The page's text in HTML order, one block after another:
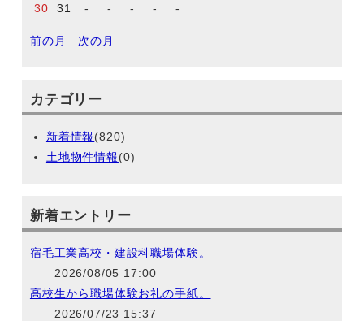
30 31 - - - - -
前の月 次の月
カテゴリー
新着情報(820)
土地物件情報(0)
新着エントリー
宿毛工業高校・建設科職場体験。
2026/08/05 17:00
高校生から職場体験お礼の手紙。
2026/07/23 15:37